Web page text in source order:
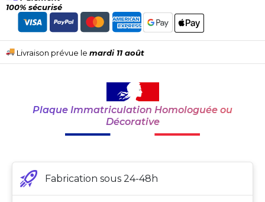
100% sécurisé
Livraison prévue le mardi 11 août
Plaque Immatriculation Homologuée ou
Décorative
Fabrication sous 24-48h